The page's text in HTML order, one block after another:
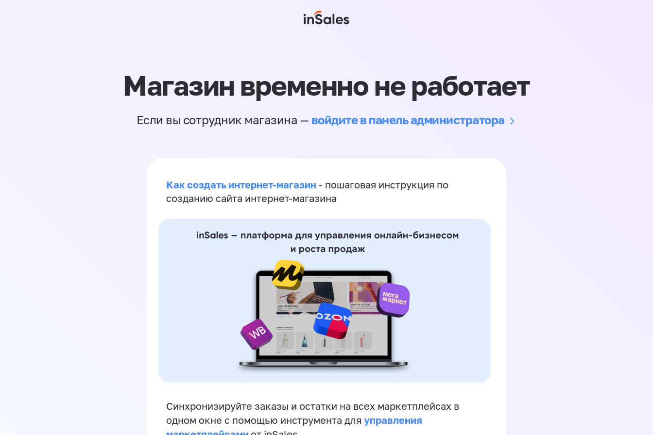
Магазин временно не работает
Если вы сотрудник магазина — войдите в панель администратора
Как создать интернет-магазин - пошаговая инструкция по
созданию сайта интернет-магазина
Синхронизируйте заказы и остатки на всех маркетплейсах в
одном окне с помощью инструмента для управления